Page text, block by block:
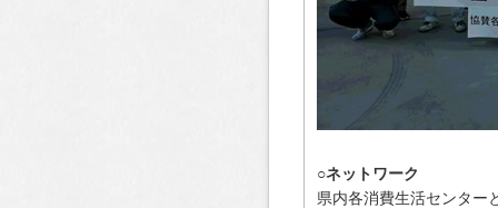
○ネットワーク
県内各消費生活センター